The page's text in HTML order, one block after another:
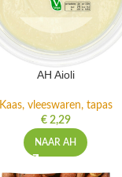
AH Aioli
Kaas, vleeswaren, tapas
€2,29
NAAR AH